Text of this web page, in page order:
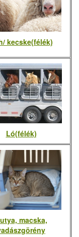
kecske(félék)
Ló(félék)
macska,